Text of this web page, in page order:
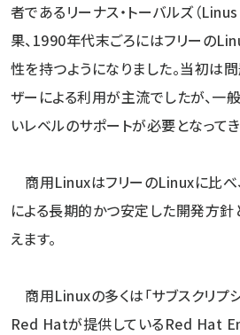
者であるリーナス・トーバルズ（
果、1990年代末ごろにはフリーの
性を持つようになりました。当初は
ザーによる利用が主流でしたが、一
いレベルのサポートが必要となって
商用LinuxはフリーのLinuxに比べ、
による長期的かつ安定した開発方針
えます。
商用Linuxの多くは「サブスクリプ
Red Hatが提供しているRed Hat